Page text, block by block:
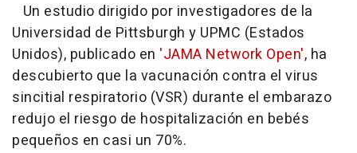
Un estudio dirigido por investigadores de la
Universidad de Pittsburgh y UPMC (Estados
Unidos), publicado en 'JAMA Network Open', ha
descubierto que la vacunación contra el virus
sincitial respiratorio (VSR) durante el embarazo
redujo el riesgo de hospitalización en bebés
pequeños en casi un 70%.